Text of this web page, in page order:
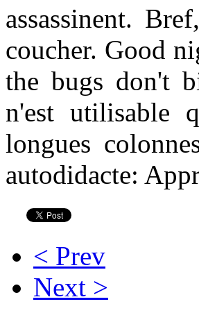
assassinent.
coucher. Good
the bugs don't
n'est utilisable
longues
autodidacte:
< Prev
Next >